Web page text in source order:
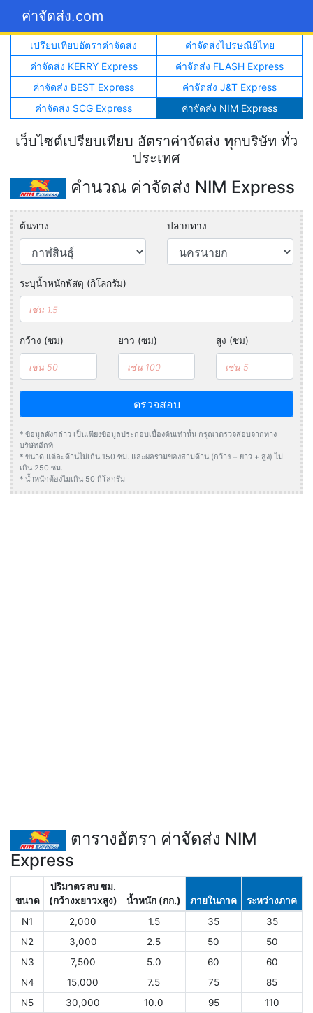
ค่าจัดส่ง.com
เปรียบเทียบอัตราค่าจัดส่ง
ค่าจัดส่งไปรษณีย์ไทย
ค่าจัดส่ง KERRY Express
ค่าจัดส่ง FLASH Express
ค่าจัดส่ง BEST Express
ค่าจัดส่ง J&T Express
ค่าจัดส่ง SCG Express
ค่าจัดส่ง NIM Express
เว็บไซต์เปรียบเทียบ อัตราค่าจัดส่ง ทุกบริษัท ทั่ว
ประเทศ
คำนวณ ค่าจัดส่ง NIM Express
ต้นทาง ปลายทาง
ระบุน้ำหนักพัสดุ (กิโลกรัม)
กว้าง (ซม) ยาว (ซม) สูง (ซม)
ตรวจสอบ
* ข้อมูลดังกล่าว เป็นเพียงข้อมูลประกอบเบื้องต้นเท่านั้น กรุณาตรวจสอบจากทาง
บริษัทอีกที
* ขนาด แต่ละด้านไม่เกิน 150 ซม. และผลรวมของสามด้าน (กว้าง + ยาว + สูง) ไม่
เกิน 250 ซม.
* น้ำหนักต้องไมเกิน 50 กิโลกรัม
ตารางอัตรา ค่าจัดส่ง NIM
Express
ขนาด
ปริมาตร ลบ ซม.
(กว้างxยาวxสูง)
น้ำหนัก (กก.) ภายในภาค
ระหว่างภาค
N1
2,000 1.5 35
35
N2
3,000 2.5 50
50
N3
7,500 5.0 60
60
N4
15,000 7.5 75
85
N5
30,000 10.0 95
110